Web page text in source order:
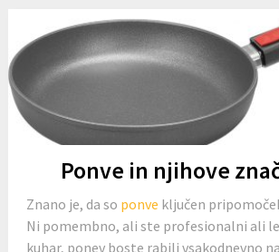
Ponve in njihove
Znano je, da so ponve ključen
Ni pomembno, ali ste profesionalni ali
kuhar, ponev boste rabili vsakodnevno